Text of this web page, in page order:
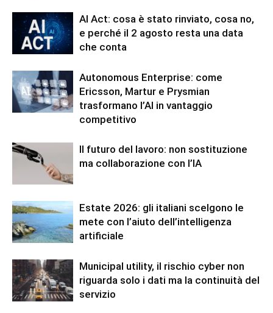
AI Act: cosa è stato rinviato, cosa no,
e perché il 2 agosto resta una data
che conta
Autonomous Enterprise: come
Ericsson, Martur e Prysmian
trasformano l’AI in vantaggio
competitivo
Il futuro del lavoro: non sostituzione
ma collaborazione con l’IA
Estate 2026: gli italiani scelgono le
mete con l’aiuto dell’intelligenza
artificiale
Municipal utility, il rischio cyber non
riguarda solo i dati ma la continuità del
servizio